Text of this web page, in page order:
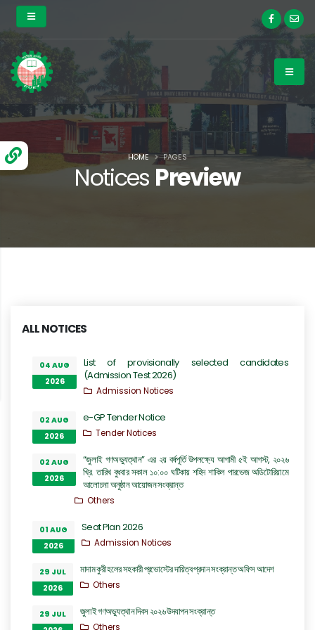
Notices Preview
HOME PAGES
ALL NOTICES
04 AUG
2026
List of provisionally selected candidates
(Admission Test 2026)
Admission Notices
02 AUG
2026
e-GP Tender Notice
Tender Notices
02 AUG
2026
“জুলাই গণঅভ্যুত্থান” এর ২য় বর্ষপূর্তি উপলক্ষ্যে আগামী ৫ই আগস্ট, ২০২৬
খ্রি. তারিখ বুধবার সকাল ১০:০০ ঘটিকায় শহিদ শাকিল পারভেজ অডিটোরিয়ামে
আলোচনা অনুষ্ঠান আয়োজন সংক্রান্ত
Others
01 AUG
2026
Seat Plan 2026
Admission Notices
29 JUL
2026
মাদাম কুরী হলের সহকারী প্রভোস্টের দায়িত্ব প্রদান সংক্রান্ত অফিস আদেশ
Others
29 JUL
জুলাই গণঅভ্যুত্থান দিবস ২০২৬ উদযাপন সংক্রান্ত
Others